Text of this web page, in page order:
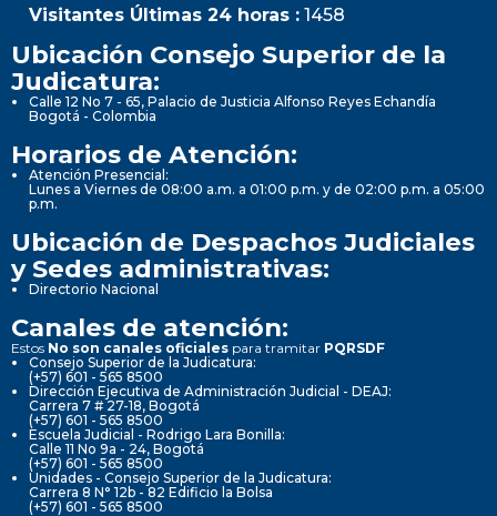
Visitantes Últimas 24 horas : 1458
Ubicación Consejo Superior de la
Judicatura:
Calle 12 No 7 - 65, Palacio de Justicia Alfonso Reyes Echandía
Bogotá - Colombia
Horarios de Atención:
Atención Presencial:
Lunes a Viernes de 08:00 a.m. a 01:00 p.m. y de 02:00 p.m. a 05:00
p.m.
Ubicación de Despachos Judiciales
y Sedes administrativas:
Directorio Nacional
Canales de atención:
Estos No son canales oficiales para tramitar PQRSDF
Consejo Superior de la Judicatura:
(+57) 601 - 565 8500
Dirección Ejecutiva de Administración Judicial - DEAJ:
Carrera 7 # 27-18, Bogotá
(+57) 601 - 565 8500
Escuela Judicial - Rodrigo Lara Bonilla:
Calle 11 No 9a - 24, Bogotá
(+57) 601 - 565 8500
Unidades - Consejo Superior de la Judicatura:
Carrera 8 N° 12b - 82 Edificio la Bolsa
(+57) 601 - 565 8500